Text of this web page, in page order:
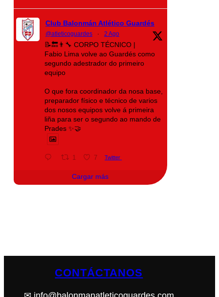
Club Balonmán Atlético Guardés
@atleticoguardes · 2 Ago
📝🔙👨‍🔧 CORPO TÉCNICO |
Fabio Lima volve ao Guardés como
segundo adestrador do primeiro
equipo
O que fora coordinador da nosa base,
preparador físico e técnico de varios
dos nosos equipos volve á primeira
liña para ser o segundo ao mando de
Prades ✨🤝
1 7 Twitter
Cargar más
CONTÁCTANOS